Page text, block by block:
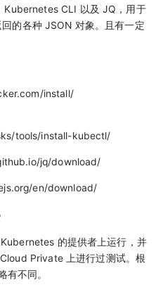
Kubernetes CLI 以及 JQ，用于
的各种 JSON 对象。且有一定
install/
tools/install-kubectl/
jq/download/
en/download/
的提供者上运行，并
Private 上进行过测试。根
有不同。